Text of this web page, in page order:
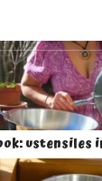
ustensiles